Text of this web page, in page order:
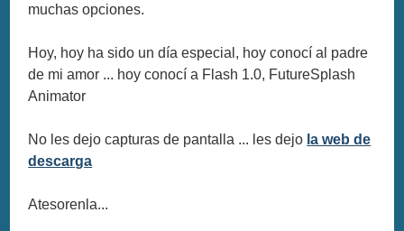
muchas opciones.
Hoy, hoy ha sido un día especial, hoy conocí al padre
de mi amor ... hoy conocí a Flash 1.0, FutureSplash
Animator
No les dejo capturas de pantalla ... les dejo la web de
descarga
Atesorenla...